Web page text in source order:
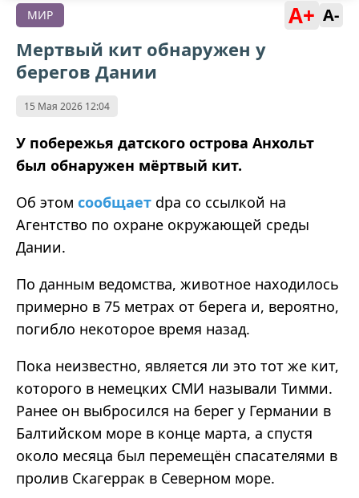
МИР A+ A-
Мертвый кит обнаружен у
берегов Дании
15 Мая 2026 12:04
У побережья датского острова Анхольт
был обнаружен мёртвый кит.
Об этом сообщает dpa со ссылкой на
Агентство по охране окружающей среды
Дании.
По данным ведомства, животное находилось
примерно в 75 метрах от берега и, вероятно,
погибло некоторое время назад.
Пока неизвестно, является ли это тот же кит,
которого в немецких СМИ называли Тимми.
Ранее он выбросился на берег у Германии в
Балтийском море в конце марта, а спустя
около месяца был перемещён спасателями в
пролив Скагеррак в Северном море.